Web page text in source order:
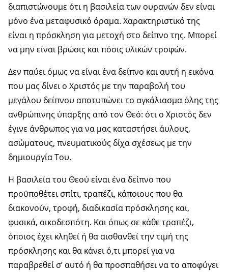
διαπιστώνουμε ότι η βασιλεία των ουρανών δεν είναι
μόνο ένα μεταφυσικό όραμα. Χαρακτηριστικό της
είναι η πρόσκληση για μετοχή στο δείπνο της. Μπορεί
να μην είναι βρώσις και πόσις υλικών τροφών.
Δεν παύει όμως να είναι ένα δείπνο και αυτή η εικόνα
που μας δίνει ο Χριστός με την παραβολή του
μεγάλου δείπνου αποτυπώνει το αγκάλιασμα όλης της
ανθρώπινης ύπαρξης από τον Θεό: ότι ο Χριστός δεν
έγινε άνθρωπος για να μας καταστήσει άυλους,
ασώματους, πνευματικούς δίχα σχέσεως με την
δημιουργία Του.
Η βασιλεία του Θεού είναι ένα δείπνο που
προϋποθέτει σπίτι, τραπέζι, κάποιους που θα
διακονούν, τροφή, διαδικασία πρόσκλησης και,
φυσικά, οικοδεσπότη. Και όπως σε κάθε τραπέζι,
όποιος έχει κληθεί ή θα αισθανθεί την τιμή της
πρόσκλησης και θα κάνει ό,τι μπορεί για να
παραβρεθεί σ’ αυτό ή θα προσπαθήσει να το αποφύγει